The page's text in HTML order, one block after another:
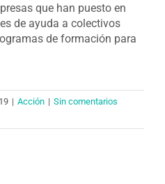
que han puesto en
de ayuda a colectivos
de formación para
| Acción | Sin comentarios